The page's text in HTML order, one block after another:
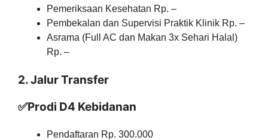
Pemeriksaan Kesehatan Rp. –
Pembekalan dan Supervisi Praktik Klinik Rp. –
Asrama (Full AC dan Makan 3x Sehari Halal)
Rp. –
2. Jalur Transfer
✅Prodi D4 Kebidanan
Pendaftaran Rp. 300.000